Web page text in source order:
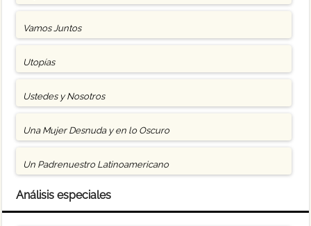
Vamos Juntos
Utopías
Ustedes y Nosotros
Una Mujer Desnuda y en lo Oscuro
Un Padrenuestro Latinoamericano
Análisis especiales